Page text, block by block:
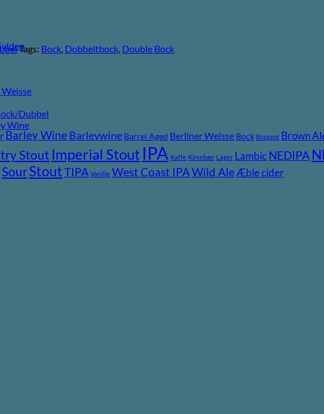
Dubbel
Wine
Tags: Bock, Dobbeltbock, Double Bock
Barley Wine Barleywine Barrel Aged Berliner Weisse Bock Braggot Brown
Stout Imperial Stout IPA Kaffe Kirsebær Lager LambicNEDIPA
SourStoutTIPA Vanilje West Coast IPAWild AleÆble cider